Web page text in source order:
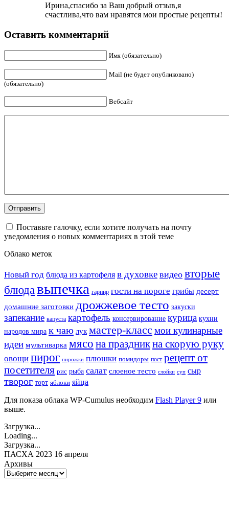
Ирина,спасибо за Ваш добрый отзыв,я
счастлива,что вам нравятся мои простые рецепты!
Оставить комментарий
Имя (обязательно)
Mail (не будет опубликовано)
(обязательно)
Вебсайт
Поставьте галочку, если хотите получать на почту
уведомления о новых комментариях в этой теме
Облако меток
Новый год блюда из картофеля в духовке видео вторые
блюдавыпечка гарнир гости на пороге грибы десерт
домашние заготовки дрожжевое тесто закуски
запекание капуста картофель консервирование курица кухни
народов мира к чаю лук мастер-класс мои кулинарные
идеи мультиварка мясо на праздникна скорую руку
овощи пирог пирожки плюшки помидоры пост рецепт от
посетителя рис рыба салат слоеное тесто слойки суп сыр
творог торт яблоки яйца
Для показа облака WP-Cumulus необходим Flash Player 9 или
выше.
Загрузка...
Loading...
Загрузка...
ПАСХА 2023 16 апреля
Архивы
Архивы